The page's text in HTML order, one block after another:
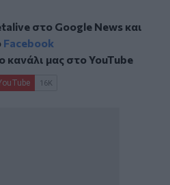
στο Google Newsκαι
Facebook
κανάλι μας στοYouTube